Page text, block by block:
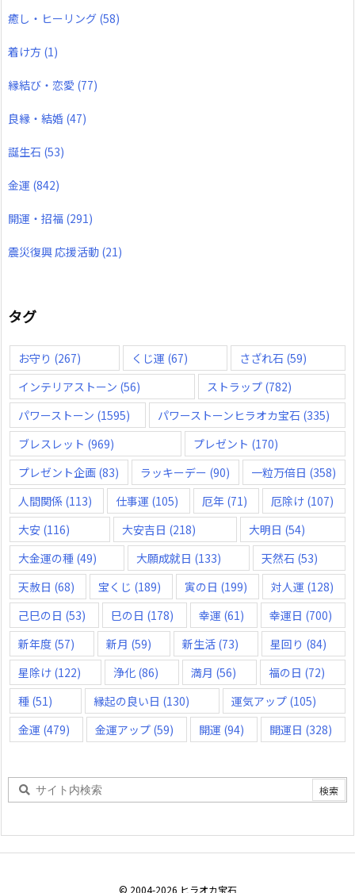
癒し・ヒーリング (58)
着け方 (1)
縁結び・恋愛 (77)
良縁・結婚 (47)
誕生石 (53)
金運 (842)
開運・招福 (291)
震災復興 応援活動 (21)
タグ
お守り (267) くじ運 (67) さざれ石 (59)
インテリアストーン (56) ストラップ(782)
パワーストーン (1595) パワーストーンヒラオカ宝石 (335)
ブレスレット (969) プレゼント (170)
プレゼント企画 (83) ラッキーデー (90) 一粒万倍日 (358)
人間関係 (113) 仕事運 (105) 厄年 (71) 厄除け (107)
大安 (116) 大安吉日 (218) 大明日 (54)
大金運の種 (49) 大願成就日 (133) 天然石 (53)
天赦日 (68) 宝くじ (189) 寅の日 (199) 対人運 (128)
己巳の日 (53) 巳の日 (178) 幸運 (61) 幸運日 (700)
新年度 (57) 新月 (59) 新生活 (73) 星回り (84)
星除け (122) 浄化 (86) 満月 (56) 福の日 (72)
種 (51) 縁起の良い日 (130) 運気アップ(105)
金運 (479) 金運アップ (59) 開運 (94) 開運日 (328)
© 2004-2026 ヒラオカ宝石